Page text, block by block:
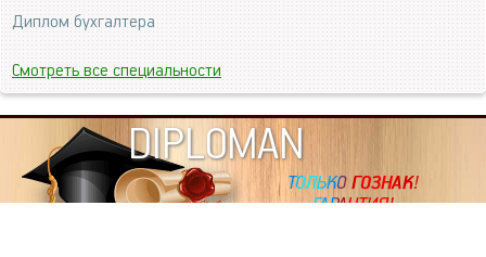
Диплом бухгалтера
Смотреть все специальности
DIPLOMAN